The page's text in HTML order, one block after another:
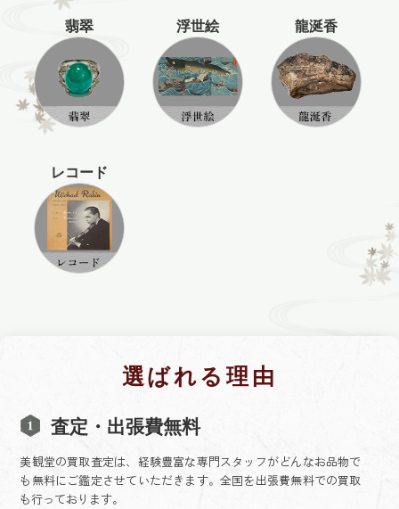
翡翠 浮世絵 龍涎香
レコード
選ばれる理由
査定・出張費無料
美観堂の買取査定は、経験豊富な専門スタッフがどんなお品物で
も無料にご鑑定させていただきます。全国を出張費無料での買取
も行っております。